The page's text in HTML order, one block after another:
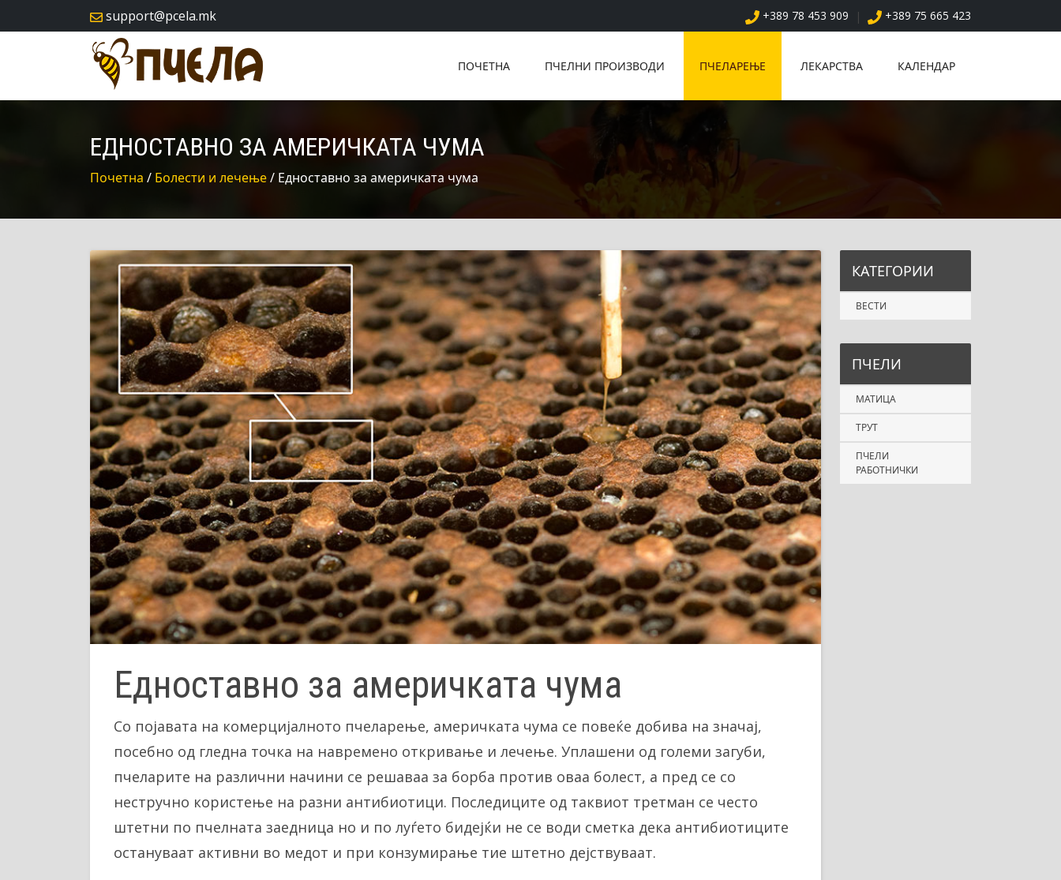
navigation
support@pcela.mk +389 78 453 909 | +389 75 665 423
ПОЧЕТНА ПЧЕЛНИ ПРОИЗВОДИ ПЧЕЛАРЕЊЕ ЛЕКАРСТВА КАЛЕНДАР
ЕДНОСТАВНО ЗА АМЕРИЧКАТА ЧУМА
Почетна / Болести и лечење/ Едноставно за америчката чума
Едноставно за америчката чума
Со појавата на комерцијалното пчеларење, америчката чума се повеќе добива на значај,
посебно од гледна точка на навремено откривање и лечење. Уплашени од големи загуби,
пчеларите на различни начини се решаваа за борба против оваа болест, а пред се со
нестручно користење на разни антибиотици. Последиците од таквиот третман се често
штетни по пчелната заедница но и по луѓето бидејќи не се води сметка дека антибиотиците
остануваат активни во медот и при конзумирање тие штетно дејствуваат.
КАТЕГОРИИ
ВЕСТИ
ПЧЕЛИ
МАТИЦА
ТРУТ
ПЧЕЛИ
РАБОТНИЧКИ